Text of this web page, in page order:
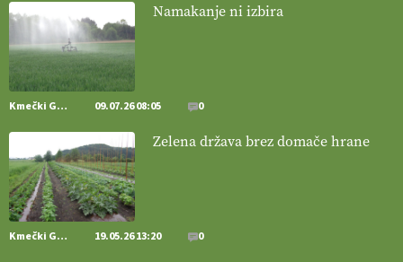
[EKOloško = LOGIČNO
Poleti pridelek rešujejo zdrava tla in
VEČ
https://t.co/qmMX2yevum @EUAgri #IMCAP #CAP
https://t.co/dDwsipE645
[EKOloško = LOGIČNO ] Mulčer
– naravna pot do zdravih tal
. VEČ
https://t.co/J7RkeaYpYu @EUAgri #IMCAP #CAP
https://t.co/RVG0FzcQN6
Namakanje ni izbira
Kmečki Glas 09.07.26 08:05 0
Zelena država brez domače hrane
Kmečki Glas 19.05.26 13:20 0